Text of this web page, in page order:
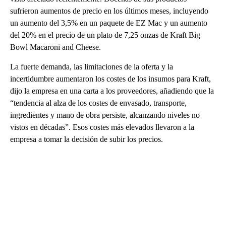
sufrieron aumentos de precio en los últimos meses, incluyendo
un aumento del 3,5% en un paquete de EZ Mac y un aumento
del 20% en el precio de un plato de 7,25 onzas de Kraft Big
Bowl Macaroni and Cheese.
La fuerte demanda, las limitaciones de la oferta y la
incertidumbre aumentaron los costes de los insumos para Kraft,
dijo la empresa en una carta a los proveedores, añadiendo que la
“tendencia al alza de los costes de envasado, transporte,
ingredientes y mano de obra persiste, alcanzando niveles no
vistos en décadas”. Esos costes más elevados llevaron a la
empresa a tomar la decisión de subir los precios.